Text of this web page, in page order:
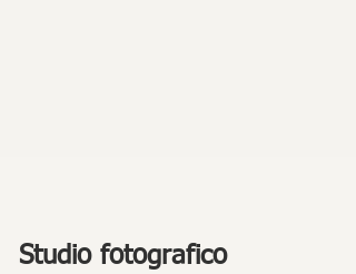
Studio fotografico